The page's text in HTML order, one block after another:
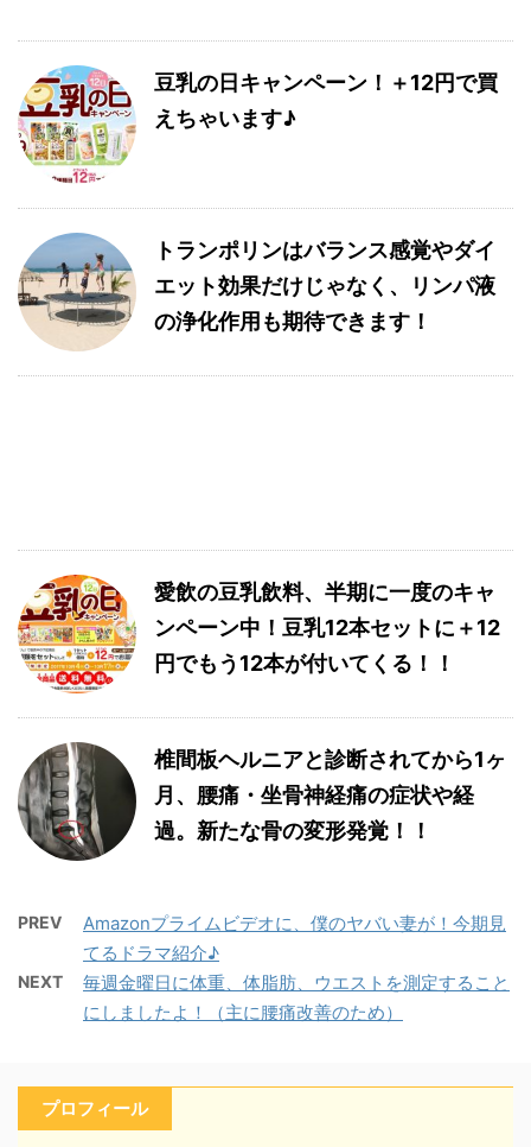
豆乳の日キャンペーン！＋12円で買
えちゃいます♪
トランポリンはバランス感覚やダイ
エット効果だけじゃなく、リンパ液
の浄化作用も期待できます！
愛飲の豆乳飲料、半期に一度のキャ
ンペーン中！豆乳12本セットに＋12
円でもう12本が付いてくる！！
椎間板ヘルニアと診断されてから1ヶ
月、腰痛・坐骨神経痛の症状や経
過。新たな骨の変形発覚！！
PREV
Amazonプライムビデオに、僕のヤバい妻が！今期見
てるドラマ紹介♪
NEXT
毎週金曜日に体重、体脂肪、ウエストを測定すること
にしましたよ！（主に腰痛改善のため）
プロフィール